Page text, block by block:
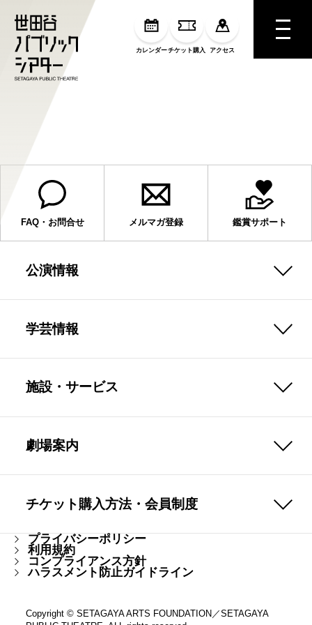
カレンダーチケット購入 アクセス
MENU
『Alter Ego』
FAQ・お問合せ メルマガ登録 鑑賞サポート
公演情報
学芸情報
施設・サービス
劇場案内
チケット購入方法・会員制度
プライバシーポリシー
利用規約
コンプライアンス方針
ハラスメント防止ガイドライン
Copyright © SETAGAYA ARTS FOUNDATION／SETAGAYA